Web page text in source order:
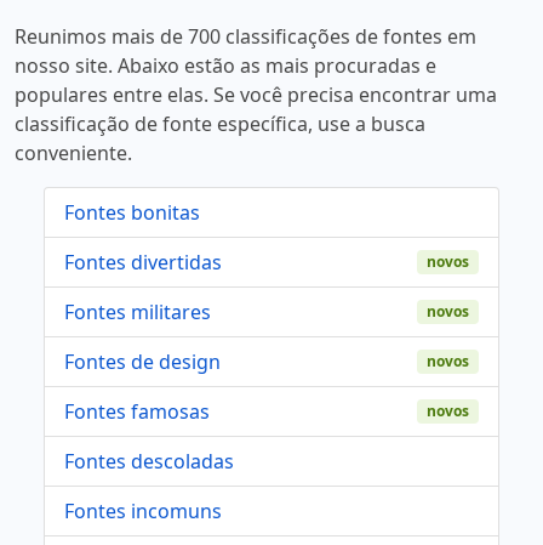
Reunimos mais de 700 classificações de fontes em
nosso site. Abaixo estão as mais procuradas e
populares entre elas. Se você precisa encontrar uma
classificação de fonte específica, use a busca
conveniente.
Fontes bonitas
Fontes divertidas
novos
Fontes militares novos
Fontes de design novos
Fontes famosas novos
Fontes descoladas
Fontes incomuns